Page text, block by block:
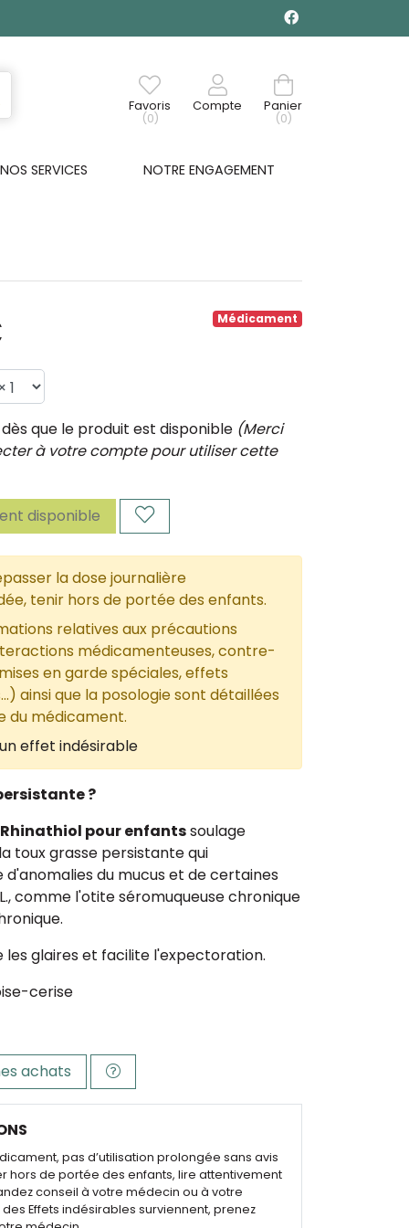
Favoris
(0)
Compte
Panier
(0)
NOS SERVICES NOTRE ENGAGEMENT
Médicament
que le produit est disponible (Merci
à votre compte pour utiliser cette
disponible
la dose journalière
tenir hors de portée des enfants.
relatives aux précautions
médicamenteuses, contre-
en garde spéciales, effets
ainsi que la posologie sont détaillées
du médicament.
effet indésirable
?
pour enfantssoulage
toux grasse persistante qui
du mucus et de certaines
comme l'otite séromuqueuse chronique
les glaires et facilite l'expectoration.
cerise
achats
pas d’utilisation prolongée sans avis
hors de portée des enfants, lire attentivement
conseil à votre médecin ou à votre
Effets indésirables surviennent, prenez